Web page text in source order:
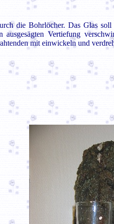
die Bohrlöcher. Das Glas
ausgesägten Vertiefung
mit einwickeln und